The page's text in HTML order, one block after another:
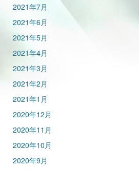
2021年7月
2021年6月
2021年5月
2021年4月
2021年3月
2021年2月
2021年1月
2020年12月
2020年11月
2020年10月
2020年9月